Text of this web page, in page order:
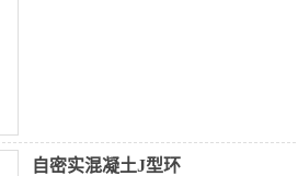
自密实混凝土J型环